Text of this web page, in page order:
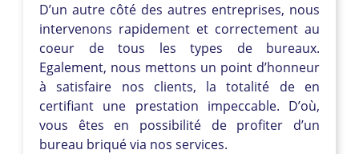
D’un autre côté des autres entreprises, nous
intervenons rapidement et correctement au
coeur de tous les types de bureaux.
Egalement, nous mettons un point d’honneur
à satisfaire nos clients, la totalité de en
certifiant une prestation impeccable. D’où,
vous êtes en possibilité de profiter d’un
bureau briqué via nos services.